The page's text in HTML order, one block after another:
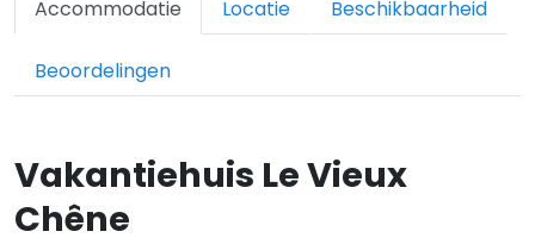
Accommodatie Locatie Beschikbaarheid
Beoordelingen
Vakantiehuis Le Vieux
Chêne